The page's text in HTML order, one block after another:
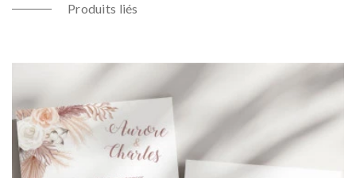
Produits liés